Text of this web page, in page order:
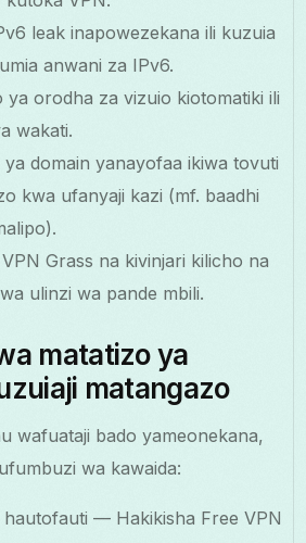
leak inapowezekana ili kuzuia
anwani za IPv6.
ya orodha za vizuio kiotomatiki ili
wakati.
ya domain yanayofaa ikiwa tovuti
kwa ufanyaji kazi (mf. baadhi
Grass na kivinjari kilicho na
ulinzi wa pande mbili.
matatizo ya
matangazo
wafuataji bado yameonekana,
wa kawaida:
— Hakikisha Free VPN